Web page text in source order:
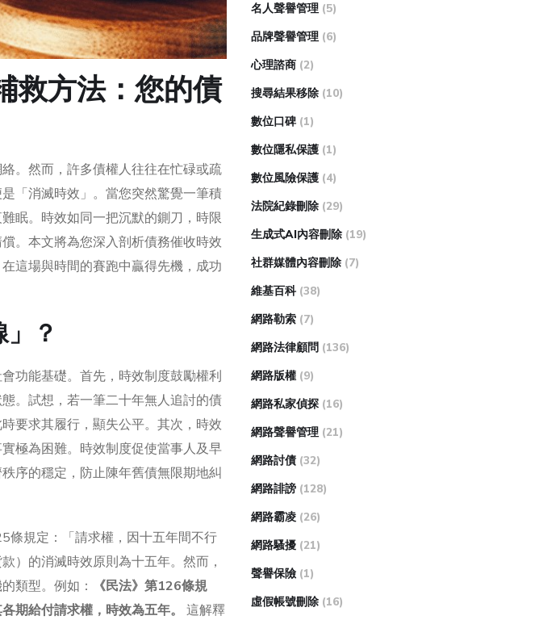
救方法：您的債
。然而，許多債權人往往在忙碌或疏
「消滅時效」。當您突然驚覺一筆積
眠。時效如同一把沉默的鍘刀，時限
。本文將為您深入剖析債務催收時效
這場與時間的賽跑中贏得先機，成功
？
功能基礎。首先，時效制度鼓勵權利
。試想，若一筆二十年無人追討的債
要求其履行，顯失公平。其次，時效
極為困難。時效制度促使當事人及早
序的穩定，防止陳年舊債無限期地糾
條規定：「請求權，因十五年間不行
）的消滅時效原則為十五年。然而，
類型。例如：
《民法》第126條規
期給付請求權，時效為五年。
這解釋
名人聲譽管理 (5)
品牌聲譽管理 (6)
心理諮商 (2)
搜尋結果移除 (10)
數位口碑 (1)
數位隱私保護 (1)
數位風險保護 (4)
法院紀錄刪除 (29)
生成式AI內容刪除 (19)
社群媒體內容刪除 (7)
維基百科 (38)
網路勒索 (7)
網路法律顧問 (136)
網路版權 (9)
網路私家偵探 (16)
網路聲譽管理 (21)
網路討債 (32)
網路誹謗 (128)
網路霸凌 (26)
網路騷擾 (21)
聲譽保險 (1)
虛假帳號刪除 (16)